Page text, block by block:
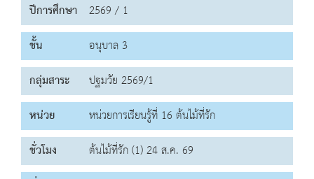
ปีการศึกษา 2569 / 1
ชั้น
อนุบาล 3
กลุ่มสาระ
ปฐมวัย 2569/1
หน่วย
หน่วยการเรียนรู้ที่ 16 ต้นไม้ที่รัก
ชั่วโมง
ต้นไม้ที่รัก (1) 24 ส.ค. 69